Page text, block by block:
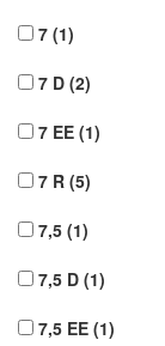
7 (1)
7 D (2)
7 EE (1)
7 R (5)
7,5 (1)
7,5 D (1)
7,5 EE (1)